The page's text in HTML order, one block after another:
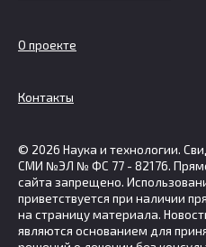
О проекте
Контакты
© 2026 Наука и технологии.
СМИ №ЭЛ № ФС 77 - 82176.
сайта запрещено.
приветствуется при наличии
на страницу материала.
являются основанием для